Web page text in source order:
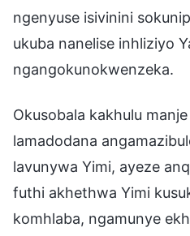
ngenyuse isivinini
ukuba nanelise inhliziyo
ngangokunokwenzeka.
Okusobala kakhulu
lamadodana
lavunywa Yimi, ayeze
futhi akhethwa Yimi
komhlaba, ngamunye